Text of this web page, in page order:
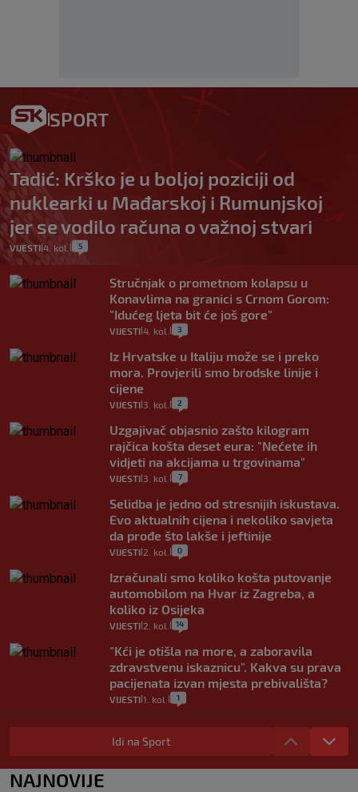
SPORT
Tadić: Krško je u boljoj poziciji od
nuklearki u Mađarskoj i Rumunjskoj
jer se vodilo računa o važnoj stvari
VIJESTI|4. kol. 5
Stručnjak o prometnom kolapsu u
Konavlima na granici s Crnom Gorom:
"Idućeg ljeta bit će još gore"
VIJESTI 4. kol. 3
Iz Hrvatske u Italiju može se i preko
mora. Provjerili smo brodske linije i
cijene
VIJESTI 3. kol. 2
Uzgajivač objasnio zašto kilogram
rajčica košta deset eura: "Nećete ih
vidjeti na akcijama u trgovinama"
VIJESTI 3. kol. 7
Selidba je jedno od stresnijih iskustava.
Evo aktualnih cijena i nekoliko savjeta
da prođe što lakše i jeftinije
VIJESTI 2. kol. 0
Izračunali smo koliko košta putovanje
automobilom na Hvar iz Zagreba, a
koliko iz Osijeka
VIJESTI 2. kol. 14
"Kći je otišla na more, a zaboravila
zdravstvenu iskaznicu". Kakva su prava
pacijenata izvan mjesta prebivališta?
VIJESTI 1. kol. 1
Provjerili smo "što ćemo onda" ako
Plenković na 15 dana ukine mjere: "Ne bi
se dogodilo ništa. Vlada se zaljubila u te
intervencije"
Idi na Sport
NAJNOVIJE